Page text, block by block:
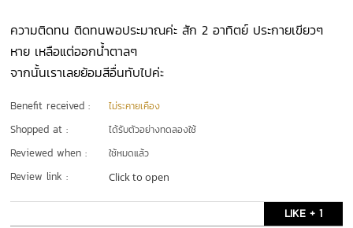
ความติดทน ติดทนพอประมาณค่ะ สัก 2 อาทิตย์ ประกายเขียวๆ
หาย เหลือแต่ออกน้ำตาลๆ
จากนั้นเราเลยย้อมสีอื่นทับไปค่ะ
Benefit received : ไม่ระคายเคือง
Shopped at : ได้รับตัวอย่างทดลองใช้
Reviewed when : ใช้หมดแล้ว
Review link : Click to open
LIKE + 1